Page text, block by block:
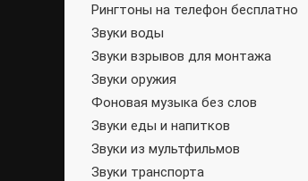
Рингтоны на телефон бесплатно
Звуки воды
Звуки взрывов для монтажа
Звуки оружия
Фоновая музыка без слов
Звуки еды и напитков
Звуки из мультфильмов
Звуки транспорта